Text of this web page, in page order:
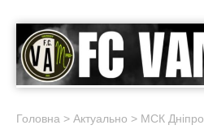
Головна > Актуально > МСК Дніпро